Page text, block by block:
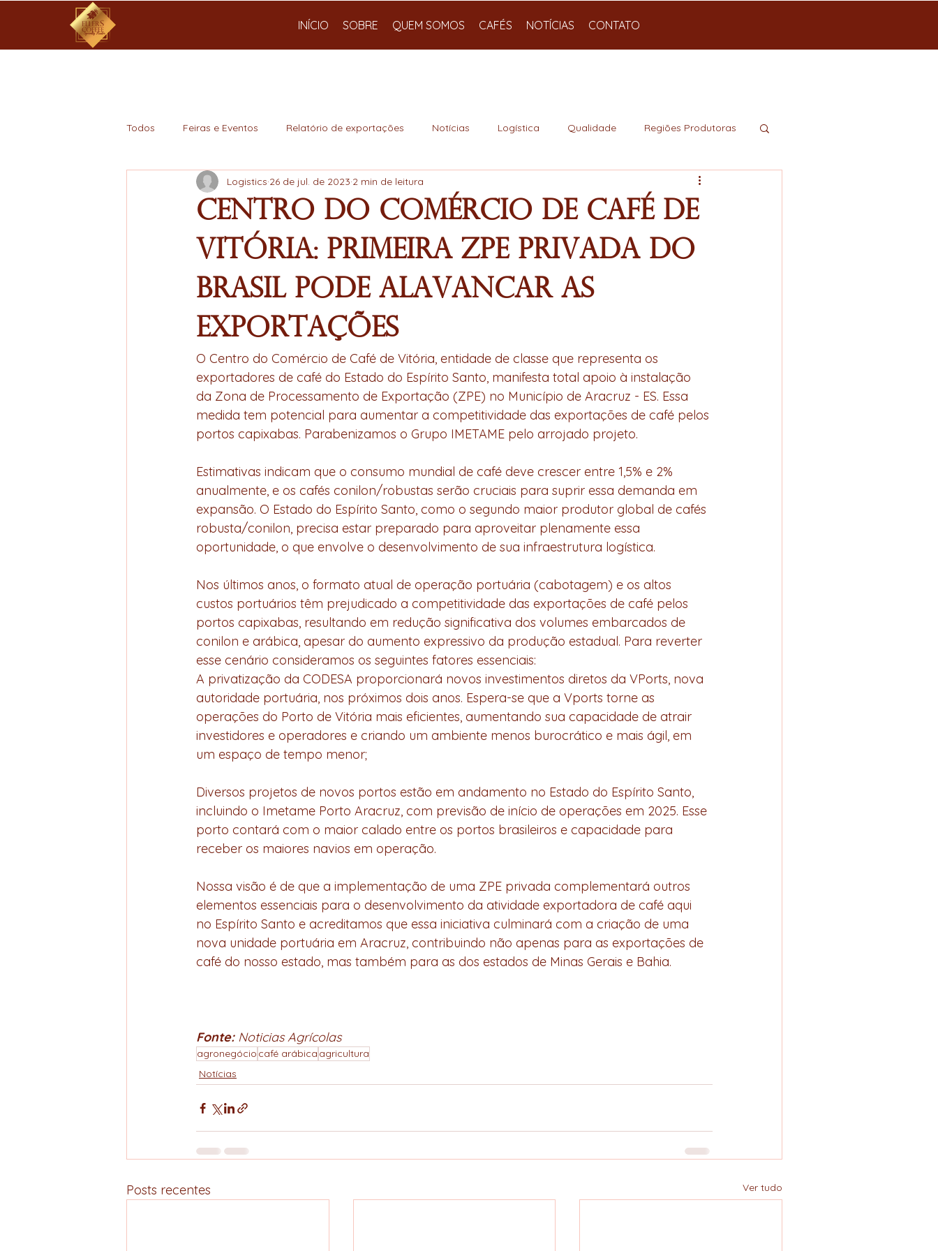
INÍCIO SOBRE QUEM SOMOS CAFÉS NOTÍCIAS CONTATO
Todos Feiras e Eventos Relatório de exportações Notícias Logística Qualidade Regiões Produtoras
Centro do Comércio de Café de
Vitória: Primeira ZPE privada do
Brasil pode alavancar as
exportações
Logistics 26 de jul. de 2023 2 min de leitura
O Centro do Comércio de Café de Vitória, entidade de classe que representa os
exportadores de café do Estado do Espírito Santo, manifesta total apoio à instalação
da Zona de Processamento de Exportação (ZPE) no Município de Aracruz - ES. Essa
medida tem potencial para aumentar a competitividade das exportações de café pelos
portos capixabas. Parabenizamos o Grupo IMETAME pelo arrojado projeto.
Estimativas indicam que o consumo mundial de café deve crescer entre 1,5% e 2%
anualmente, e os cafés conilon/robustas serão cruciais para suprir essa demanda em
expansão. O Estado do Espírito Santo, como o segundo maior produtor global de cafés
robusta/conilon, precisa estar preparado para aproveitar plenamente essa
oportunidade, o que envolve o desenvolvimento de sua infraestrutura logística.
Nos últimos anos, o formato atual de operação portuária (cabotagem) e os altos
custos portuários têm prejudicado a competitividade das exportações de café pelos
portos capixabas, resultando em redução significativa dos volumes embarcados de
conilon e arábica, apesar do aumento expressivo da produção estadual. Para reverter
esse cenário consideramos os seguintes fatores essenciais:
A privatização da CODESA proporcionará novos investimentos diretos da VPorts, nova
autoridade portuária, nos próximos dois anos. Espera-se que a Vports torne as
operações do Porto de Vitória mais eficientes, aumentando sua capacidade de atrair
investidores e operadores e criando um ambiente menos burocrático e mais ágil, em
um espaço de tempo menor;
Diversos projetos de novos portos estão em andamento no Estado do Espírito Santo,
incluindo o Imetame Porto Aracruz, com previsão de início de operações em 2025. Esse
porto contará com o maior calado entre os portos brasileiros e capacidade para
receber os maiores navios em operação.
Nossa visão é de que a implementação de uma ZPE privada complementará outros
elementos essenciais para o desenvolvimento da atividade exportadora de café aqui
no Espírito Santo e acreditamos que essa iniciativa culminará com a criação de uma
nova unidade portuária em Aracruz, contribuindo não apenas para as exportações de
café do nosso estado, mas também para as dos estados de Minas Gerais e Bahia.
Fonte: Noticias Agrícolas
agronegócio café arábica agricultura
Notícias
Posts recentes Ver tudo